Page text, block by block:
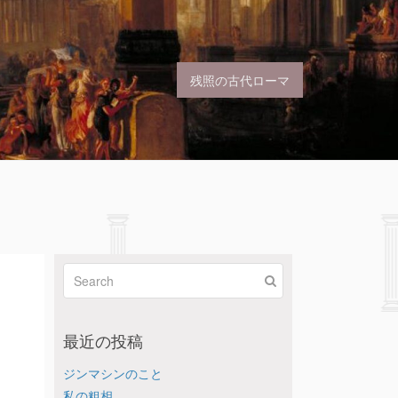
残照の古代ローマ
最近の投稿
ジンマシンのこと